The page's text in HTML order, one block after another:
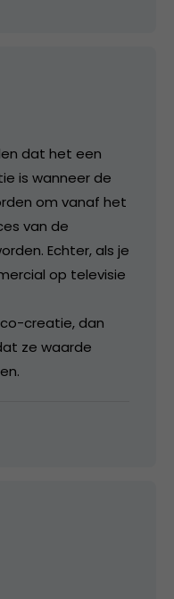
dat het een
is wanneer de
om vanaf het
van de
Echter, als je
op televisie
creatie, dan
ze waarde